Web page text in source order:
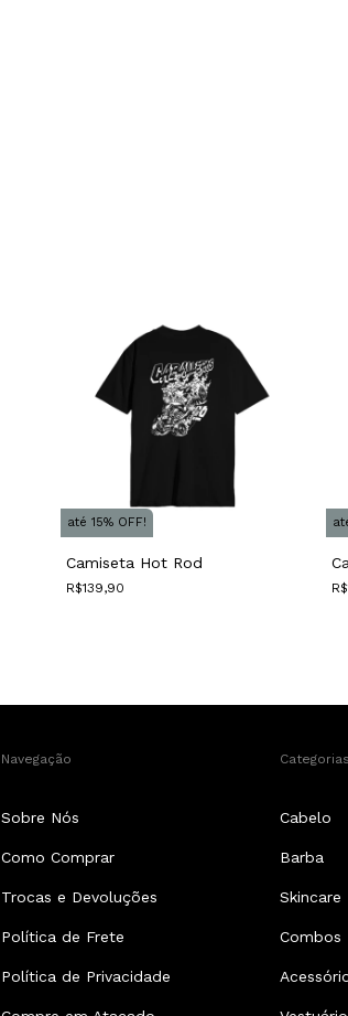
até 15% OFF!
Camiseta Hot Rod
R$139,90
Navegação
Sobre Nós
Como Comprar
Trocas e Devoluções
Política de Frete
Política de Privacidade
Categorias
Cabelo
Barba
Skincare
Combos